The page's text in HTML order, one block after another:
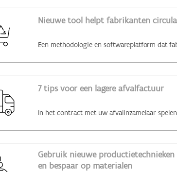
Nieuwe tool helpt fabrikanten
7 tips voor een lagere afvalfactuur
Gebruik nieuwe
en bespaar op materialen